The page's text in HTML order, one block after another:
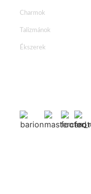
Charmok
Talizmánok
Ékszerek